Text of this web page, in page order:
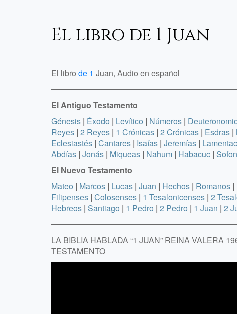
El libro de 1 Juan
El libro de 1 Juan, Audio en español
El Antiguo Testamento
Génesis | Éxodo | Levítico | Números |
Reyes | 2 Reyes | 1 Crónicas | 2 Crónicas | Esdras |
Eclesiastés | Cantares | Isaías | Jeremías |
Abdías | Jonás | Miqueas | Nahum | Habacuc |
El Nuevo Testamento
Mateo | Marcos | Lucas | Juan | Hechos | Romanos |
Filipenses | Colosenses | 1 Tesalonicenses | 2
Hebreos | Santiago | 1 Pedro | 2 Pedro | 1 Juan | 2
LA BIBLIA HABLADA “1 JUAN” REINA VALERA
TESTAMENTO